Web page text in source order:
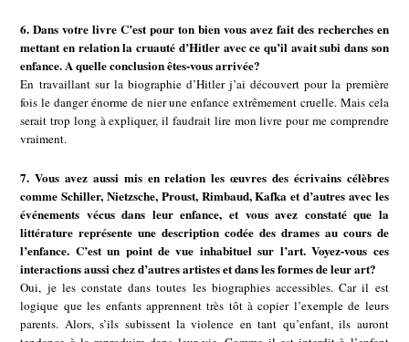
6. Dans votre livre C’est pour ton bien vous avez fait des recherches en
mettant en relation la cruauté d’Hitler avec ce qu’il avait subi dans son
enfance. A quelle conclusion êtes-vous arrivée?
En travaillant sur la biographie d’Hitler j’ai découvert pour la première
fois le danger énorme de nier une enfance extrêmement cruelle. Mais cela
serait trop long à expliquer, il faudrait lire mon livre pour me comprendre
vraiment.
7. Vous avez aussi mis en relation les œuvres des écrivains célèbres
comme Schiller, Nietzsche, Proust, Rimbaud, Kafka et d’autres avec les
événements vécus dans leur enfance, et vous avez constaté que la
littérature représente une description codée des drames au cours de
l’enfance. C’est un point de vue inhabituel sur l’art. Voyez-vous ces
interactions aussi chez d’autres artistes et dans les formes de leur art?
Oui, je les constate dans toutes les biographies accessibles. Car il est
logique que les enfants apprennent très tôt à copier l’exemple de leurs
parents. Alors, s’ils subissent la violence en tant qu’enfant, ils auront